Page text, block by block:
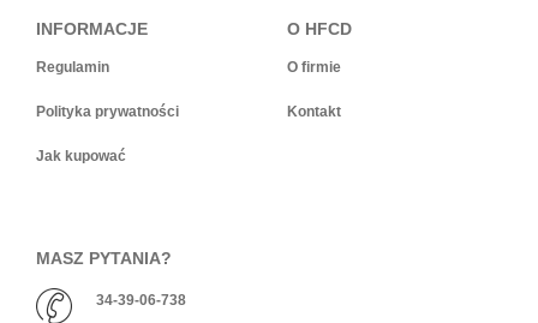
INFORMACJE
Regulamin
Polityka prywatności
Jak kupować
O HFCD
O firmie
Kontakt
MASZ PYTANIA?
34-39-06-738